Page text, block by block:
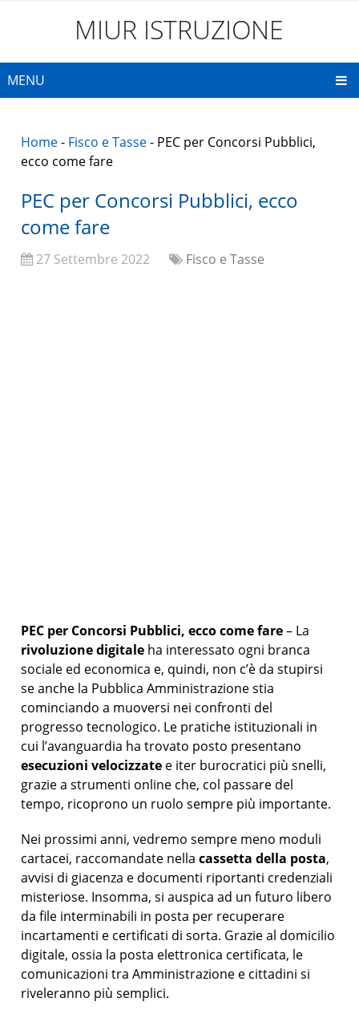
MIUR ISTRUZIONE
MENU
Home- Fisco e Tasse- PEC per Concorsi Pubblici,
ecco come fare
PEC per Concorsi Pubblici, ecco
come fare
27 Settembre 2022 Fisco e Tasse
PEC per Concorsi Pubblici, ecco come fare– La
rivoluzione digitale ha interessato ogni branca
sociale ed economica e, quindi, non c’è da stupirsi
se anche la Pubblica Amministrazione stia
cominciando a muoversi nei confronti del
progresso tecnologico. Le pratiche istituzionali in
cui l’avanguardia ha trovato posto presentano
esecuzioni velocizzate e iter burocratici più snelli,
grazie a strumenti online che, col passare del
tempo, ricoprono un ruolo sempre più importante.
Nei prossimi anni, vedremo sempre meno moduli
cartacei, raccomandate nellacassetta della posta,
avvisi di giacenza e documenti riportanti credenziali
misteriose. Insomma, si auspica ad un futuro libero
da file interminabili in posta per recuperare
incartamenti e certificati di sorta. Grazie al domicilio
digitale, ossia la posta elettronica certificata, le
comunicazioni tra Amministrazione e cittadini si
riveleranno più semplici.